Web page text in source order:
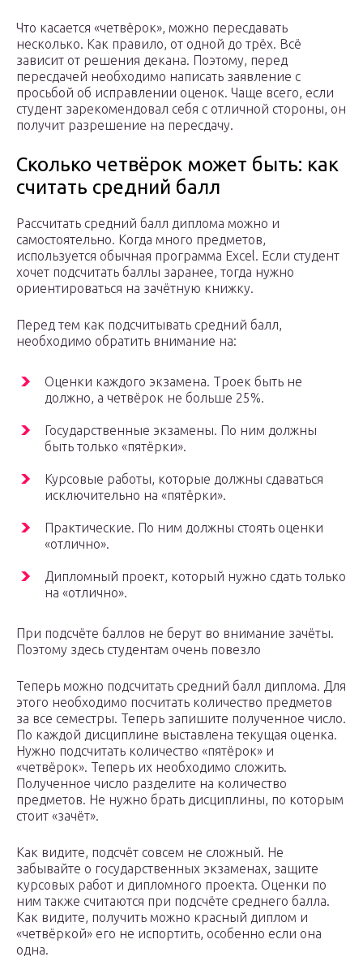
Что касается «четвёрок», можно пересдавать
несколько. Как правило, от одной до трёх. Всё
зависит от решения декана. Поэтому, перед
пересдачей необходимо написать заявление с
просьбой об исправлении оценок. Чаще всего, если
студент зарекомендовал себя с отличной стороны, он
получит разрешение на пересдачу.
Сколько четвёрок может быть: как
считать средний балл
Рассчитать средний балл диплома можно и
самостоятельно. Когда много предметов,
используется обычная программа Excel. Если студент
хочет подсчитать баллы заранее, тогда нужно
ориентироваться на зачётную книжку.
Перед тем как подсчитывать средний балл,
необходимо обратить внимание на:
Оценки каждого экзамена. Троек быть не
должно, а четвёрок не больше 25%.
Государственные экзамены. По ним должны
быть только «пятёрки».
Курсовые работы, которые должны сдаваться
исключительно на «пятёрки».
Практические. По ним должны стоять оценки
«отлично».
Дипломный проект, который нужно сдать только
на «отлично».
При подсчёте баллов не берут во внимание зачёты.
Поэтому здесь студентам очень повезло
Теперь можно подсчитать средний балл диплома. Для
этого необходимо посчитать количество предметов
за все семестры. Теперь запишите полученное число.
По каждой дисциплине выставлена текущая оценка.
Нужно подсчитать количество «пятёрок» и
«четвёрок». Теперь их необходимо сложить.
Полученное число разделите на количество
предметов. Не нужно брать дисциплины, по которым
стоит «зачёт».
Как видите, подсчёт совсем не сложный. Не
забывайте о государственных экзаменах, защите
курсовых работ и дипломного проекта. Оценки по
ним также считаются при подсчёте среднего балла.
Как видите, получить можно красный диплом и
«четвёркой» его не испортить, особенно если она
одна.